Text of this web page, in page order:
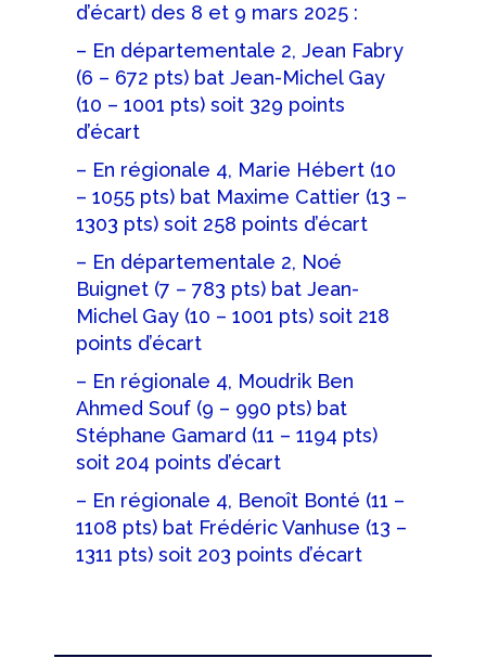
d’écart) des 8 et 9 mars 2025 :
– En départementale 2, Jean Fabry
(6 – 672 pts) bat Jean-Michel Gay
(10 – 1001 pts) soit 329 points
d’écart
– En régionale 4, Marie Hébert (10
– 1055 pts) bat Maxime Cattier (13 –
1303 pts) soit 258 points d’écart
– En départementale 2, Noé
Buignet (7 – 783 pts) bat Jean-
Michel Gay (10 – 1001 pts) soit 218
points d’écart
– En régionale 4, Moudrik Ben
Ahmed Souf (9 – 990 pts) bat
Stéphane Gamard (11 – 1194 pts)
soit 204 points d’écart
– En régionale 4, Benoît Bonté (11 –
1108 pts) bat Frédéric Vanhuse (13 –
1311 pts) soit 203 points d’écart